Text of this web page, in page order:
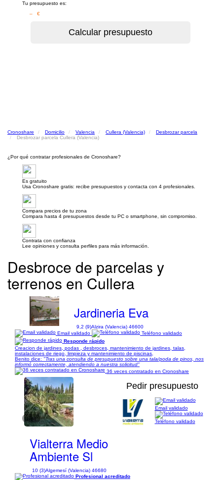
Tu presupuesto es:
– €
Cronoshare Domicilio Valencia Cullera (Valencia)
Desbrozar parcela
Desbrozar parcela Cullera (Valencia)
¿Por qué contratar profesionales de Cronoshare?
Es gratuito
Usa Cronoshare gratis: recibe presupuestos y contacta con 4 profesionales.
Compara precios de tu zona
Compara hasta 4 presupuestos desde tu PC o smartphone, sin compromiso.
Contrata con confianza
Lee opiniones y consulta perfiles para más información.
Desbroce de parcelas y
terrenos en Cullera
Jardineria Eva
9,2 (9)Alzira (Valencia) 46600
Email validado
Teléfono validado
Responde rápido
Creacion de jardines, podas , desbroces, mantenimiento de jardines, talas,
instalaciones de riego, limpieza y mantenimiento de piscinas,
Benito dice: "Tras una consulta de presupuesto sobre una tala/poda de pinos, nos
informó correctamente, atendiendo a nuestra solicitud"
36 veces contratado en Cronoshare
1/64
Pedir presupuesto
Vialterra Medio
Ambiente Sl
10 (3)Algemesí (Valencia) 46680
Email validado
Teléfono validado
Profesional acreditado